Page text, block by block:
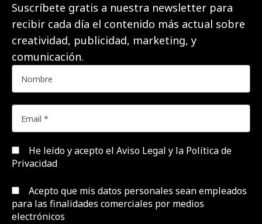
Suscríbete gratis a nuestra newsletter para
recibir cada día el contenido más actual sobre
creatividad, publicidad, marketing, y
comunicación.
He leído y acepto el Aviso Legal y la Política de
Privacidad
Acepto que mis datos personales sean empleados
para las finalidades comerciales por medios
electrónicos